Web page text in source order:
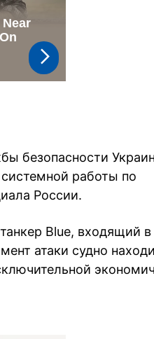
безопасности
работы по
России.
Blue, входящий в
атаки судно